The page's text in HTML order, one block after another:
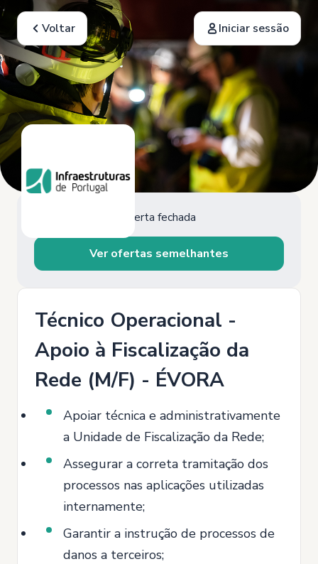
Voltar Iniciar sessão
Oferta fechada
Ver ofertas semelhantes
Técnico Operacional -
Apoio à Fiscalização da
Rede (M/F) - ÉVORA
Apoiar técnica e administrativamente
a Unidade de Fiscalização da Rede;
Assegurar a correta tramitação dos
processos nas aplicações utilizadas
internamente;
Garantir a instrução de processos de
danos a terceiros;